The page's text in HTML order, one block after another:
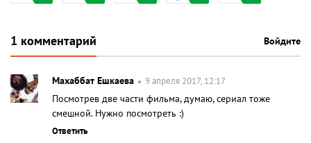
1 комментарий Войдите
Махаббат Ешкаева 9 апреля 2017, 12:17
Посмотрев две части фильма, думаю, сериал тоже
смешной. Нужно посмотреть :)
Ответить